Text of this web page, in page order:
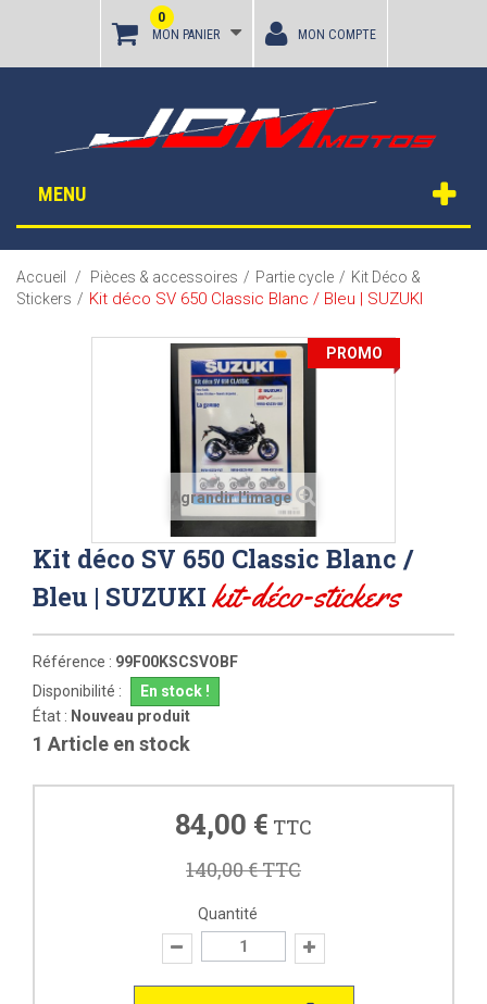
MON PANIER
0
MON COMPTE
MENU
Accueil / Pièces & accessoires / Partie cycle / Kit Déco &
Stickers / Kit déco SV 650 Classic Blanc / Bleu | SUZUKI
PROMO
Agrandir l'image
Kit déco SV 650 Classic Blanc /
Bleu | SUZUKIkit-déco-stickers
Référence : 99F00KSCSVOBF
Disponibilité :
En stock !
État : Nouveau produit
1 Article en stock
84,00 € TTC
140,00 €TTC
Quantité